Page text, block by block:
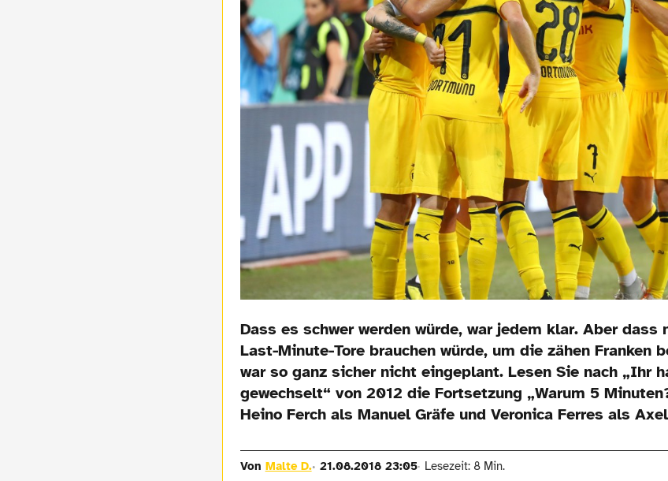
Dass es schwer werden würde, war jedem klar. Aber dass
Last-Minute-Tore brauchen würde, um die zähen Franken
war so ganz sicher nicht eingeplant. Lesen Sie nach „Ihr
gewechselt“ von 2012 die Fortsetzung „Warum 5
Heino Ferch als Manuel Gräfe und Veronica Ferres als
Von Malte D. 21.08.2018 23:05 Lesezeit: 8 Min.